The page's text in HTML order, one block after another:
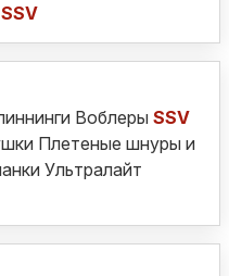
SSV
Воблеры SSV
Плетеные шнуры и
Ультралайт